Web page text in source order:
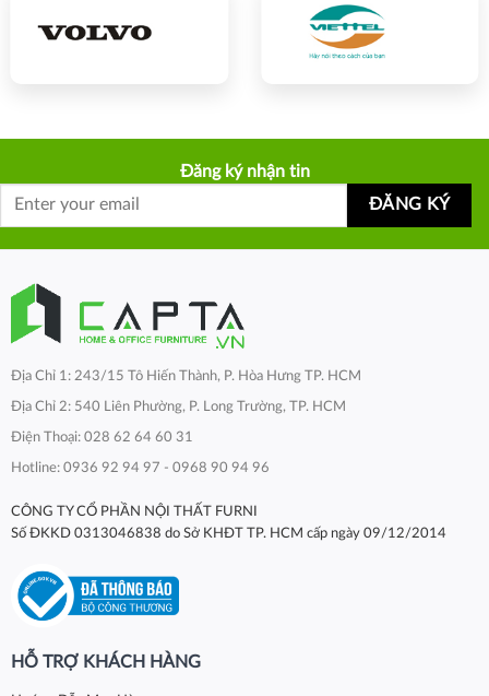
Đăng ký nhận tin
Địa Chỉ 1: 243/15 Tô Hiến Thành, P. Hòa Hưng TP. HCM
Địa Chỉ 2: 540 Liên Phường, P. Long Trường, TP. HCM
Điện Thoại: 028 62 64 60 31
Hotline: 0936 92 94 97 - 0968 90 94 96
CÔNG TY CỔ PHẦN NỘI THẤT FURNI
Số ĐKKD 0313046838 do Sở KHĐT TP. HCM cấp ngày 09/12/2014
HỖ TRỢ KHÁCH HÀNG